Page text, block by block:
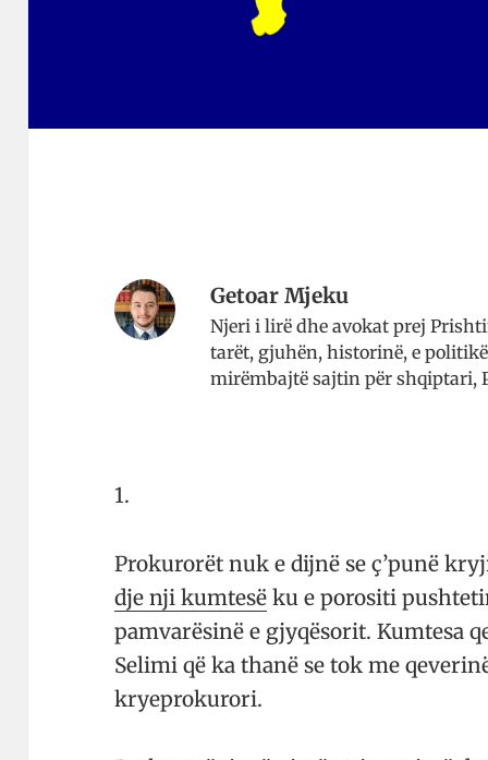
Getoar Mjeku
Njeri i lirë dhe avo­kat prej
tarët, gju­hën, histo­rinë, e
mirë­mbajtë saj­tin për shqip­tari,
1.
Prokurorët nuk e dijnë se ç’punë
dje nji kum­tesë ku e porositi
pamvarësinë e gjyqë­sorit. Kumtesa
Selimi që ka thanë se tok me
kryeprokurori.